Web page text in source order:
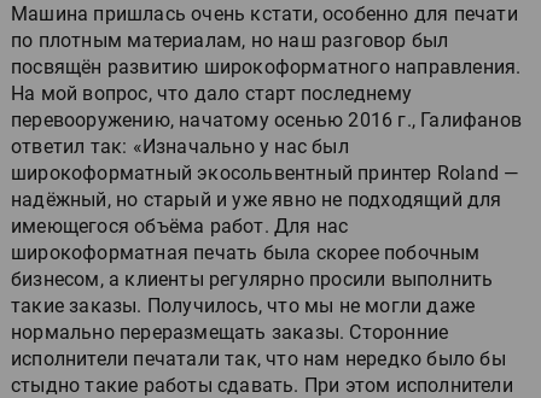
Машина пришлась очень кстати, особенно для печати
по плотным материалам, но наш разговор был
посвящён развитию широкоформатного направления.
На мой вопрос, что дало старт последнему
перевооружению, начатому осенью 2016 г., Галифанов
ответил так: «Изначально у нас был
широкоформатный экосольвентный принтер Roland —
надёжный, но старый и уже явно не подходящий для
имеющегося объёма работ. Для нас
широкоформатная печать была скорее побочным
бизнесом, а клиенты регулярно просили выполнить
такие заказы. Получилось, что мы не могли даже
нормально переразмещать заказы. Сторонние
исполнители печатали так, что нам нередко было бы
стыдно такие работы сдавать. При этом исполнители